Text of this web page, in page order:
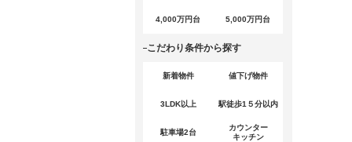
4,000万円台 5,000万円台
こだわり条件から探す
新着物件 値下げ物件
3LDK以上 駅徒歩1５分以内
駐車場2台
カウンター
キッチン